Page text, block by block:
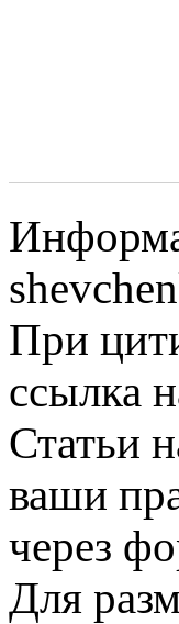
При
ссылка
Статьи
ваши
через
Для